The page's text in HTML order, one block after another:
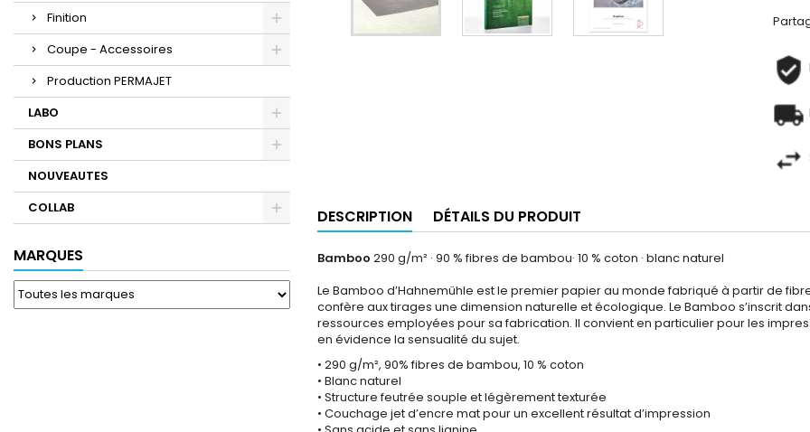
Finition
Coupe - Accessoires
Production PERMAJET
LABO
BONS PLANS
NOUVEAUTES
COLLAB
MARQUES
DESCRIPTION DÉTAILS DU PRODUIT
Bamboo 290 g/m² · 90 % fibres de bambou· 10 % coton · blanc naturel
Le Bamboo d’Hahnemühle est le premier papier au monde fabriqué à partir de
confère aux tirages une dimension naturelle et écologique. Le Bamboo s’inscrit
ressources employées pour sa fabrication. Il convient en particulier pour les
en évidence la sensualité du sujet.
• 290 g/m², 90% fibres de bambou, 10 % coton
• Blanc naturel
• Structure feutrée souple et légèrement texturée
• Couchage jet d’encre mat pour un excellent résultat d’impression